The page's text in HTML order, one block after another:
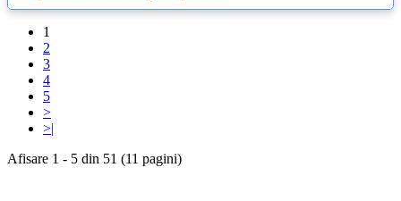
1
2
3
4
5
>
>|
Afisare 1 - 5 din 51 (11 pagini)